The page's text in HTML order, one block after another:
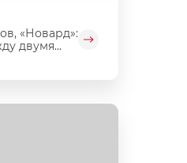
«Новард»:
двумя...